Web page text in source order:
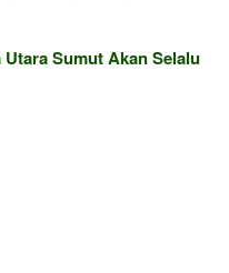
Sumut Akan Selalu